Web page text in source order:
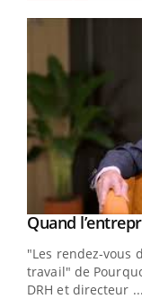
Youtube
Quand
"Les rendez-vous
travail" de
DRH et directeur ...